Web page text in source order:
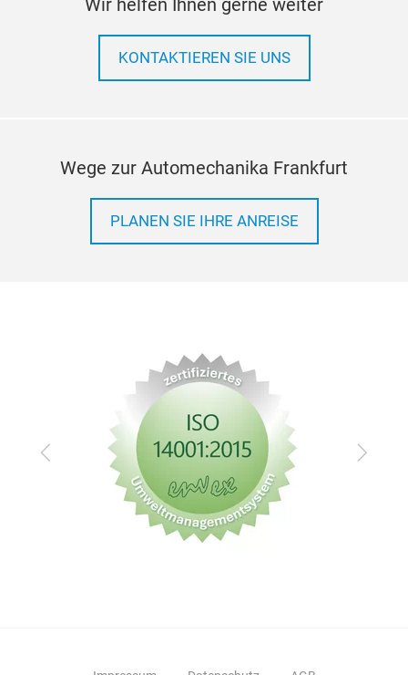
Wir helfen Ihnen gerne weiter
KONTAKTIEREN SIE UNS
Wege zur Automechanika Frankfurt
PLANEN SIE IHRE ANREISE
Zurück Vor